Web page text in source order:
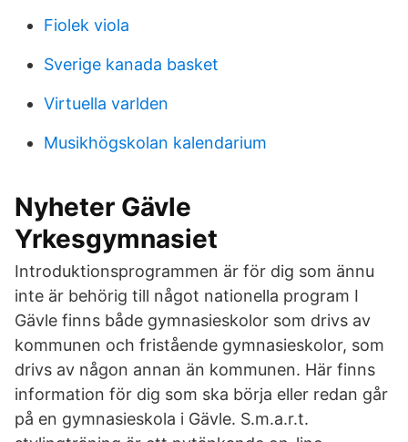
Fiolek viola
Sverige kanada basket
Virtuella varlden
Musikhögskolan kalendarium
Nyheter Gävle
Yrkesgymnasiet
Introduktionsprogrammen är för dig som ännu
inte är behörig till något nationella program I
Gävle finns både gymnasieskolor som drivs av
kommunen och fristående gymnasieskolor, som
drivs av någon annan än kommunen. Här finns
information för dig som ska börja eller redan går
på en gymnasieskola i Gävle. S.m.a.r.t.